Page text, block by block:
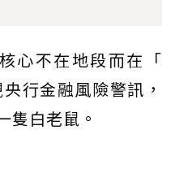
心不在地段而在「
行金融風險警訊，
隻白老鼠。